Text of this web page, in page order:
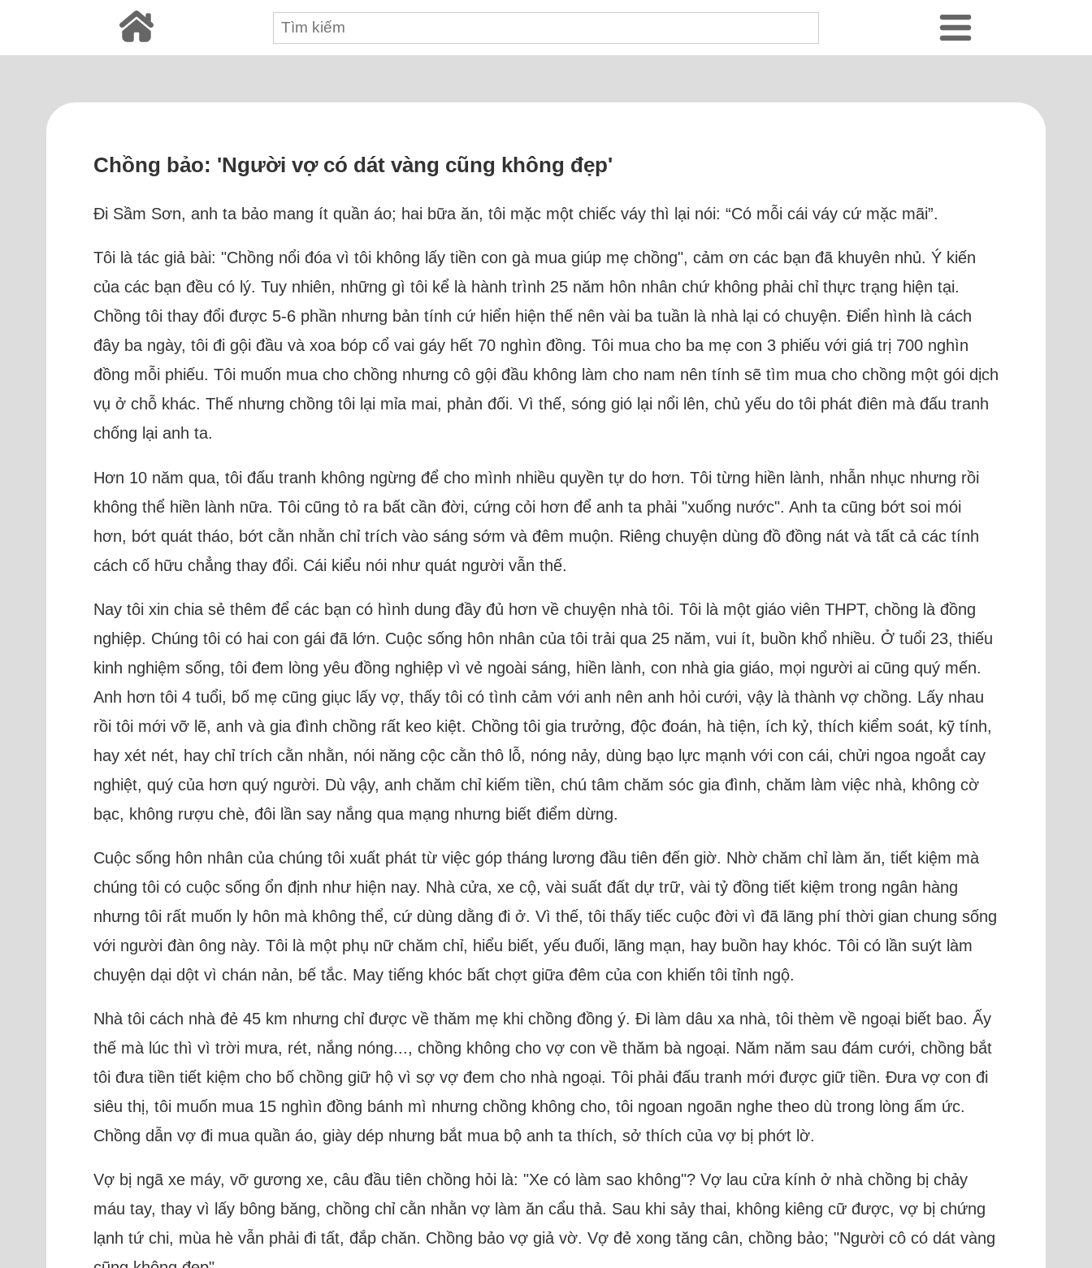
Chồng bảo: 'Người vợ có dát vàng cũng không đẹp'
Đi Sầm Sơn, anh ta bảo mang ít quần áo; hai bữa ăn, tôi mặc một chiếc váy thì lại nói: “Có mỗi cái váy cứ mặc mãi”.
Tôi là tác giả bài: "Chồng nổi đóa vì tôi không lấy tiền con gà mua giúp mẹ chồng", cảm ơn các bạn đã khuyên nhủ. Ý kiến
của các bạn đều có lý. Tuy nhiên, những gì tôi kể là hành trình 25 năm hôn nhân chứ không phải chỉ thực trạng hiện tại.
Chồng tôi thay đổi được 5-6 phần nhưng bản tính cứ hiển hiện thế nên vài ba tuần là nhà lại có chuyện. Điển hình là cách
đây ba ngày, tôi đi gội đầu và xoa bóp cổ vai gáy hết 70 nghìn đồng. Tôi mua cho ba mẹ con 3 phiếu với giá trị 700 nghìn
đồng mỗi phiếu. Tôi muốn mua cho chồng nhưng cô gội đầu không làm cho nam nên tính sẽ tìm mua cho chồng một gói dịch
vụ ở chỗ khác. Thế nhưng chồng tôi lại mỉa mai, phản đối. Vì thế, sóng gió lại nổi lên, chủ yếu do tôi phát điên mà đấu tranh
chống lại anh ta.
Hơn 10 năm qua, tôi đấu tranh không ngừng để cho mình nhiều quyền tự do hơn. Tôi từng hiền lành, nhẫn nhục nhưng rồi
không thể hiền lành nữa. Tôi cũng tỏ ra bất cần đời, cứng cỏi hơn để anh ta phải "xuống nước". Anh ta cũng bớt soi mói
hơn, bớt quát tháo, bớt cằn nhằn chỉ trích vào sáng sớm và đêm muộn. Riêng chuyện dùng đồ đồng nát và tất cả các tính
cách cố hữu chẳng thay đổi. Cái kiểu nói như quát người vẫn thế.
Nay tôi xin chia sẻ thêm để các bạn có hình dung đầy đủ hơn về chuyện nhà tôi. Tôi là một giáo viên THPT, chồng là đồng
nghiệp. Chúng tôi có hai con gái đã lớn. Cuộc sống hôn nhân của tôi trải qua 25 năm, vui ít, buồn khổ nhiều. Ở tuổi 23, thiếu
kinh nghiệm sống, tôi đem lòng yêu đồng nghiệp vì vẻ ngoài sáng, hiền lành, con nhà gia giáo, mọi người ai cũng quý mến.
Anh hơn tôi 4 tuổi, bố mẹ cũng giục lấy vợ, thấy tôi có tình cảm với anh nên anh hỏi cưới, vậy là thành vợ chồng. Lấy nhau
rồi tôi mới vỡ lẽ, anh và gia đình chồng rất keo kiệt. Chồng tôi gia trưởng, độc đoán, hà tiện, ích kỷ, thích kiểm soát, kỹ tính,
hay xét nét, hay chỉ trích cằn nhằn, nói năng cộc cằn thô lỗ, nóng nảy, dùng bạo lực mạnh với con cái, chửi ngoa ngoắt cay
nghiệt, quý của hơn quý người. Dù vậy, anh chăm chỉ kiếm tiền, chú tâm chăm sóc gia đình, chăm làm việc nhà, không cờ
bạc, không rượu chè, đôi lần say nắng qua mạng nhưng biết điểm dừng.
Cuộc sống hôn nhân của chúng tôi xuất phát từ việc góp tháng lương đầu tiên đến giờ. Nhờ chăm chỉ làm ăn, tiết kiệm mà
chúng tôi có cuộc sống ổn định như hiện nay. Nhà cửa, xe cộ, vài suất đất dự trữ, vài tỷ đồng tiết kiệm trong ngân hàng
nhưng tôi rất muốn ly hôn mà không thể, cứ dùng dằng đi ở. Vì thế, tôi thấy tiếc cuộc đời vì đã lãng phí thời gian chung sống
với người đàn ông này. Tôi là một phụ nữ chăm chỉ, hiểu biết, yếu đuối, lãng mạn, hay buồn hay khóc. Tôi có lần suýt làm
chuyện dại dột vì chán nản, bế tắc. May tiếng khóc bất chợt giữa đêm của con khiến tôi tỉnh ngộ.
Nhà tôi cách nhà đẻ 45 km nhưng chỉ được về thăm mẹ khi chồng đồng ý. Đi làm dâu xa nhà, tôi thèm về ngoại biết bao. Ấy
thế mà lúc thì vì trời mưa, rét, nắng nóng..., chồng không cho vợ con về thăm bà ngoại. Năm năm sau đám cưới, chồng bắt
tôi đưa tiền tiết kiệm cho bố chồng giữ hộ vì sợ vợ đem cho nhà ngoại. Tôi phải đấu tranh mới được giữ tiền. Đưa vợ con đi
siêu thị, tôi muốn mua 15 nghìn đồng bánh mì nhưng chồng không cho, tôi ngoan ngoãn nghe theo dù trong lòng ấm ức.
Chồng dẫn vợ đi mua quần áo, giày dép nhưng bắt mua bộ anh ta thích, sở thích của vợ bị phớt lờ.
Vợ bị ngã xe máy, vỡ gương xe, câu đầu tiên chồng hỏi là: "Xe có làm sao không"? Vợ lau cửa kính ở nhà chồng bị chảy
máu tay, thay vì lấy bông băng, chồng chỉ cằn nhằn vợ làm ăn cẩu thả. Sau khi sảy thai, không kiêng cữ được, vợ bị chứng
lạnh tứ chi, mùa hè vẫn phải đi tất, đắp chăn. Chồng bảo vợ giả vờ. Vợ đẻ xong tăng cân, chồng bảo; "Người cô có dát vàng